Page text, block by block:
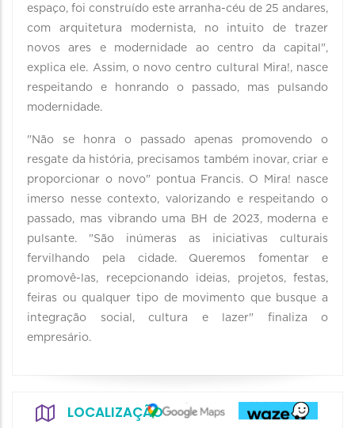
espaço, foi construído este arranha-céu de 25 andares,
com arquitetura modernista, no intuito de trazer
novos ares e modernidade ao centro da capital",
explica ele. Assim, o novo centro cultural Mira!, nasce
respeitando e honrando o passado, mas pulsando
modernidade.
"Não se honra o passado apenas promovendo o
resgate da história, precisamos também inovar, criar e
proporcionar o novo" pontua Francis. O Mira! nasce
imerso nesse contexto, valorizando e respeitando o
passado, mas vibrando uma BH de 2023, moderna e
pulsante. "São inúmeras as iniciativas culturais
fervilhando pela cidade. Queremos fomentar e
promovê-las, recepcionando ideias, projetos, festas,
feiras ou qualquer tipo de movimento que busque a
integração social, cultura e lazer" finaliza o
empresário.
LOCALIZAÇÃO